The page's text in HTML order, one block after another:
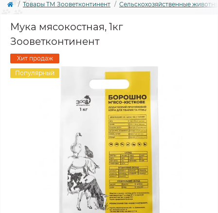
Товары ТМ Зооветконтинент Сельскохозяйственные
Мука мясокостная, 1кг
Зооветконтинент
Хит продаж
Популярный